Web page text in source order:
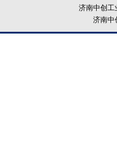
济南中创工
济南中